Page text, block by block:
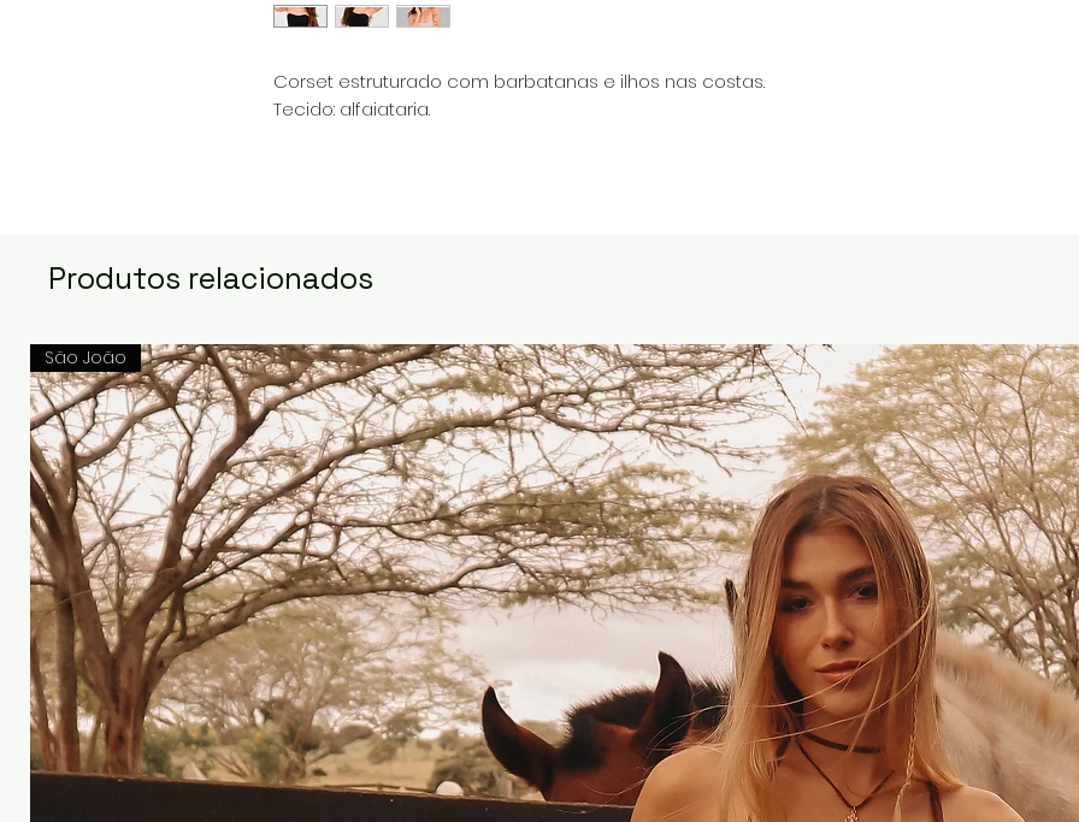
Corset estruturado com barbatanas e ilhos nas costas.
Tecido: alfaiataria.
Produtos relacionados
São João